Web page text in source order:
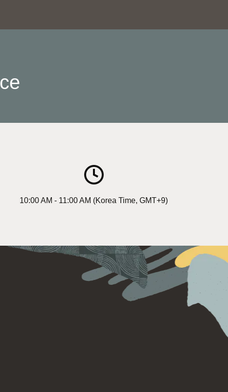
10:00 AM - 11:00 AM (Korea Time, GMT+9)